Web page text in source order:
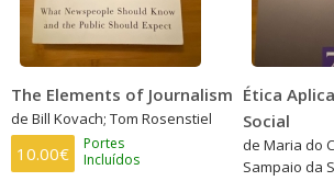
The Elements of Journalism
de Bill Kovach; Tom Rosenstiel
10.00€
Portes
Incluídos
Ética
Social
de Maria do
Sampaio da